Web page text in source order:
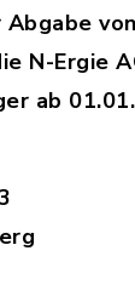
N-Ergie
ab